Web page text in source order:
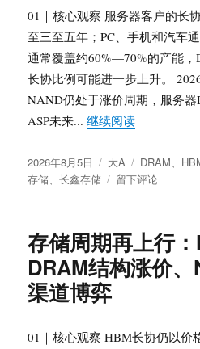
01｜核心观察 服务器客户的长
至三至五年；PC、手机和汽车
通常覆盖约60%—70%的产能，
长协比例可能进一步上升。
NAND仍处于涨价周期，服务
ASP未来...继续阅读“存储长协
发
布
2026年8月5日
分
类
大A
标
签
DRAM、
存储、长鑫存储
于
协
重
构：
HBM4
留下评论
存储周期再上行：
DRAM结构涨价
渠道博弈
01｜核心观察 HBM长协仍以价